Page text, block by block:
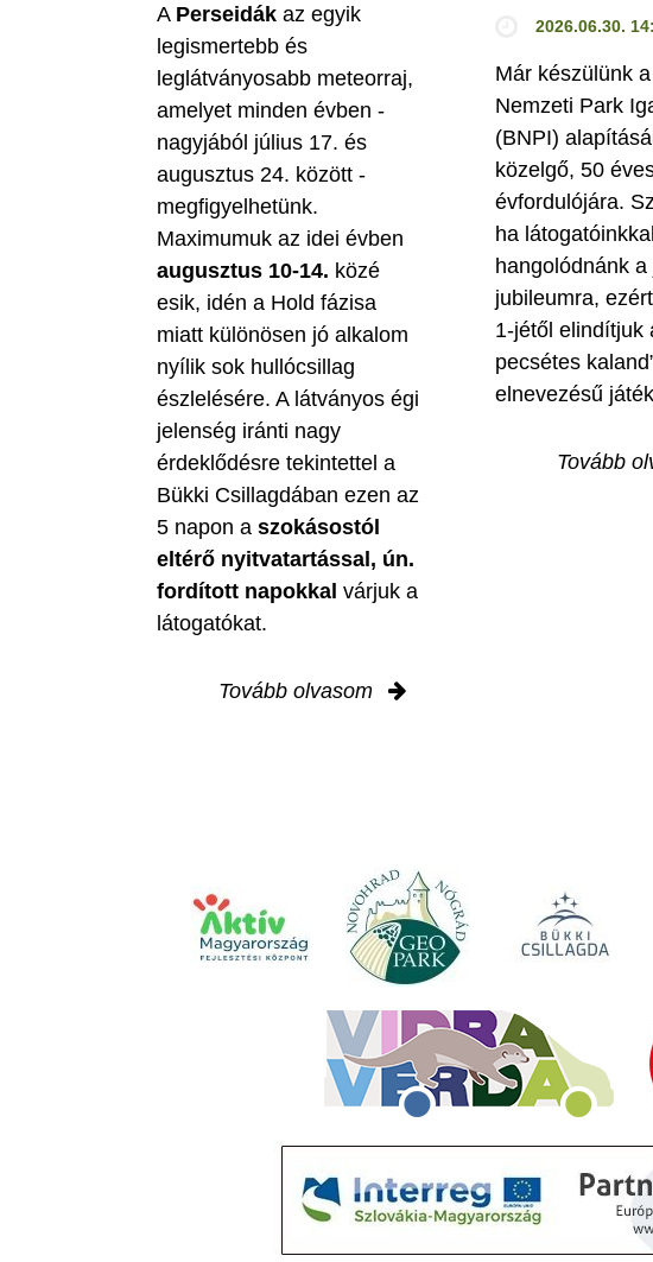
A Perseidák az egyik
legismertebb és
leglátványosabb meteorraj,
amelyet minden évben -
nagyjából július 17. és
augusztus 24. között -
megfigyelhetünk.
Maximumuk az idei évben
augusztus 10-14. közé
esik, idén a Hold fázisa
miatt különösen jó alkalom
nyílik sok hullócsillag
észlelésére. A látványos égi
jelenség iránti nagy
érdeklődésre tekintettel a
Bükki Csillagdában ezen az
5 napon a szokásostól
eltérő nyitvatartással, ún.
fordított napokkal várjuk a
látogatókat.
Tovább olvasom
2026.06.30.
Már készülünk
Nemzeti Park
(BNPI)
közelgő, 50
évfordulójára.
ha
hangolódnánk a
jubileumra,
1-jétől elindítjuk
pecsétes
elnevezésű
Tovább